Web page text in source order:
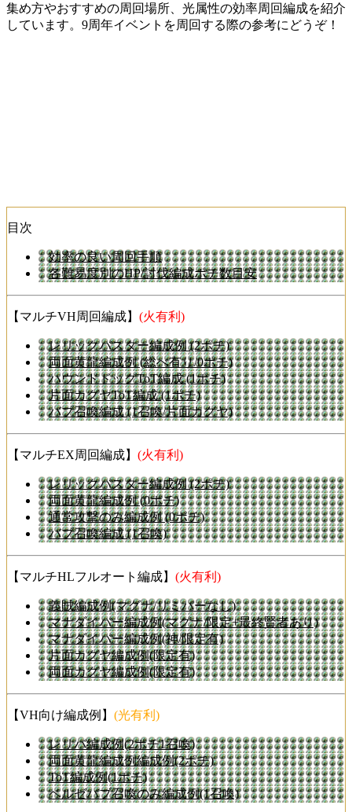
集め方やおすすめの周回場所、光属性の効率周回編成を紹介
しています。9周年イベントを周回する際の参考にどうぞ！
目次
効率の良い周回手順
各難易度別のHP/討伐編成ポチ数目安
【マルチVH周回編成】 (火有利)
レリックバスター編成例 (2ポチ)
両面黄龍編成例 (総べ有り/0ポチ)
ハウンドドッグToT編成 (1ポチ)
片面カグヤToT編成 (1ポチ)
バブ召喚編成 (1召喚/片面カグヤ)
【マルチEX周回編成】 (火有利)
レリックバスター編成例 (2ポチ)
両面黄龍編成例 (0ポチ)
通常攻撃のみ編成例 (0ポチ)
バブ召喚編成 (1召喚)
【マルチHLフルオート編成】 (火有利)
義賊編成例(マグナ/リミパーなし)
マナダイバー編成例(マグナ/限定+最終賢者あり)
マナダイバー編成例(神/限定有)
片面カグヤ編成例(限定有)
両面カグヤ編成例(限定有)
【VH向け編成例】 (光有利)
レリバ編成例(2ポチ1召喚)
両面黄龍編成例編成例(2ポチ)
ToT編成例(1ポチ)
ベルゼバブ召喚のみ編成例(1召喚)